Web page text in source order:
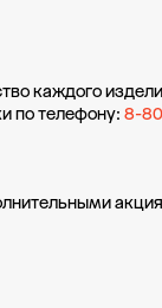
каждого
по телефону: 8-